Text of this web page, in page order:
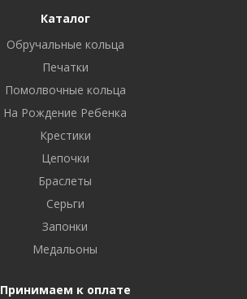
Каталог
Обручальные кольца
Печатки
Помолвочные кольца
На Рождение Ребенка
Крестики
Цепочки
Браслеты
Серьги
Запонки
Медальоны
Принимаем к оплате